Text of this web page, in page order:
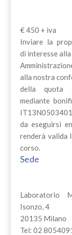
€ 450 + iva
Inviare la
di interesse
alla nostra
della quota
mediante
da eseguirsi
renderà valida
corso.
Sede
Laboratorio
Isonzo, 4
20135 Milano
Tel: 02